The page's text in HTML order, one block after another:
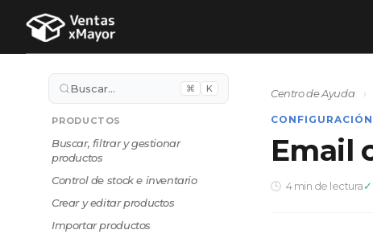
Buscar… ⌘ K
PRODUCTOS
Buscar, filtrar y gestionar
productos
Control de stock e inventario
Crear y editar productos
Importar productos
Centro de Ayuda ›
CONFIGURACIÓN
Email
4 min de lectura